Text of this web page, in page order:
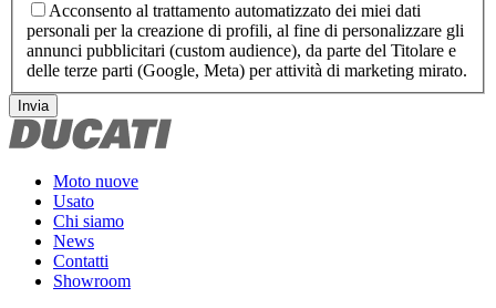
Acconsento al trattamento automatizzato dei miei dati
personali per la creazione di profili, al fine di personalizzare gli
annunci pubblicitari (custom audience), da parte del Titolare e
delle terze parti (Google, Meta) per attività di marketing mirato.
Invia
Moto nuove
Usato
Chi siamo
News
Contatti
Showroom